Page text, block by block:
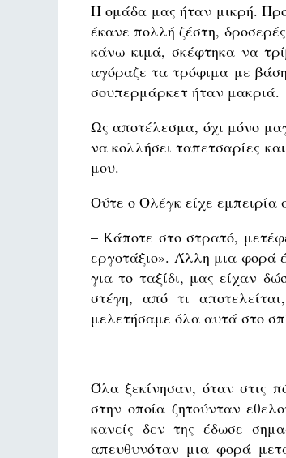
Η ομάδα μας ήταν μικρή.
έκανε πολλή ζέστη,
κάνω κιμά, σκέφτηκα να
αγόραζε τα τρόφιμα με
σουπερμάρκετ ήταν μακριά.
Ως αποτέλεσμα, όχι μόνο
να κολλήσει ταπετσαρίες
μου.
Ούτε ο Ολέγκ είχε εμπειρία
– Κάποτε στο στρατό,
εργοτάξιο». Άλλη μια φορά
για το ταξίδι, μας είχαν
στέγη, από τι
μελετήσαμε όλα αυτά στο
Όλα ξεκίνησαν, όταν στις
στην οποία ζητούνταν
κανείς δεν της έδωσε
απευθυνόταν μια φορά